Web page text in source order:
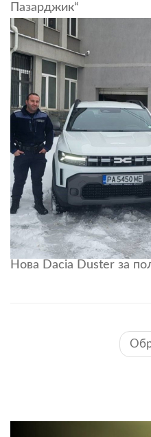
Пазарджик“
Нова Dacia Duster за